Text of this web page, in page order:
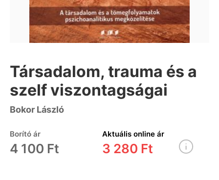
Társadalom, trauma és a
szelf viszontagságai
Bokor László
Borító ár
4 100 Ft
Aktuális online ár
3 280 Ft